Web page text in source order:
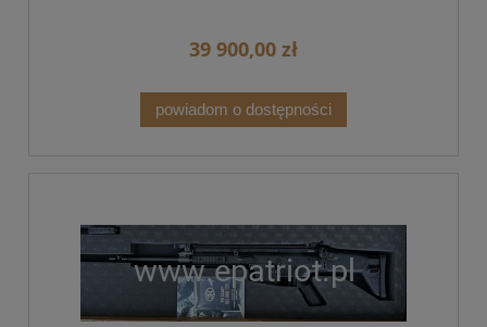
39 900,00 zł
powiadom o dostępności